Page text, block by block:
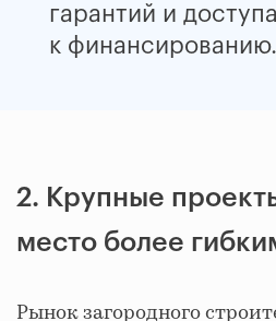
гарантий и доступа
к финансированию.
2. Крупные
место более
Рынок загородного